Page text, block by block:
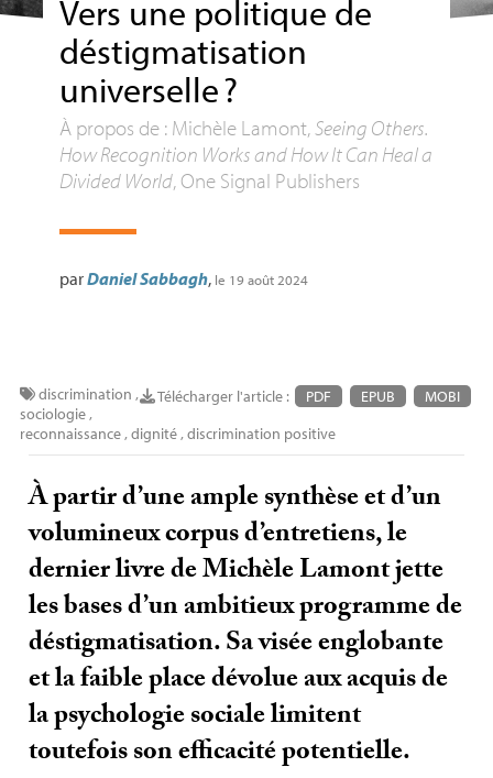
Vers une politique de
déstigmatisation
universelle?
À propos de : Michèle Lamont,Seeing Others.
How Recognition Works and How It Can Heal a
Divided World, One Signal Publishers
parDaniel Sabbagh, le 19 août 2024
Télécharger l'article : PDF EPUB MOBI
discrimination ,
sociologie,
reconnaissance,dignité,discrimination positive
À partir d’une ample synthèse et d’un
volumineux corpus d’entretiens, le
dernier livre de Michèle Lamont jette
les bases d’un ambitieux programme de
déstigmatisation. Sa visée englobante
et la faible place dévolue aux acquis de
la psychologie sociale limitent
toutefois son efficacité potentielle.